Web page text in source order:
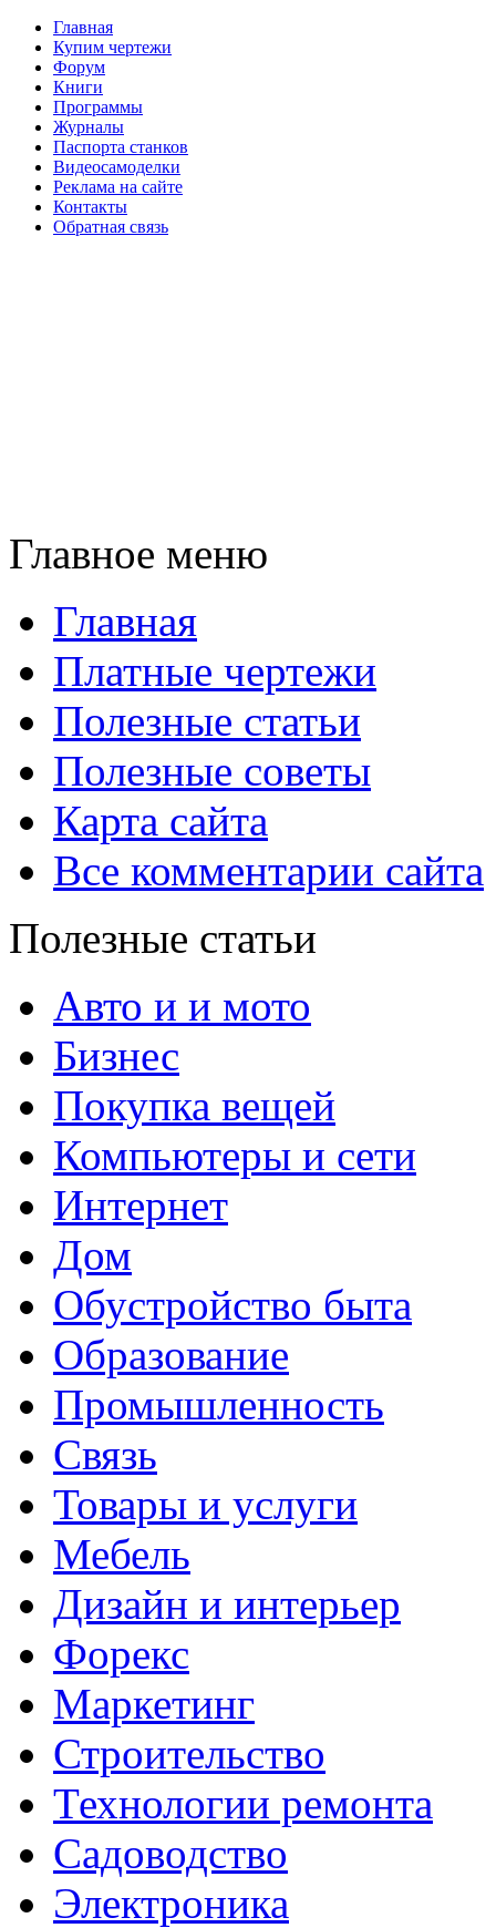
Главная
Купим чертежи
Форум
Книги
Программы
Журналы
Паспорта станков
Видеосамоделки
Реклама на сайте
Контакты
Обратная связь
Главное меню
Главная
Платные чертежи
Полезные статьи
Полезные советы
Карта сайта
Все комментарии сайта
Полезные статьи
Авто и и мото
Бизнес
Покупка вещей
Компьютеры и сети
Интернет
Дом
Обустройство быта
Образование
Промышленность
Связь
Товары и услуги
Мебель
Дизайн и интерьер
Форекс
Маркетинг
Строительство
Технологии ремонта
Садоводство
Электроника